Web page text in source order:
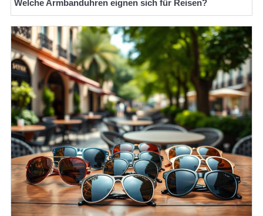
Welche Armbanduhren eignen sich für Reisen?